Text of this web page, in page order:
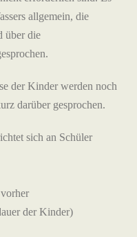
allgemein, die
über die
der Kinder werden noch
darüber gesprochen.
sich an Schüler
der Kinder)